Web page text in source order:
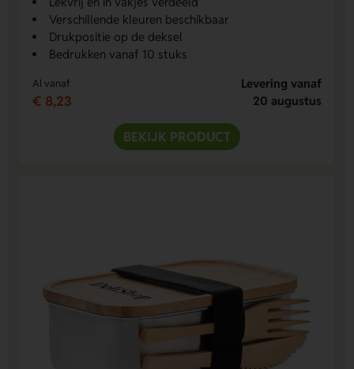
Verschillende kleuren beschikbaar
Drukpositie op de deksel
Bedrukken vanaf 10 stuks
Al vanaf
€ 8,23
Levering vanaf
20 augustus
BEKIJK PRODUCT